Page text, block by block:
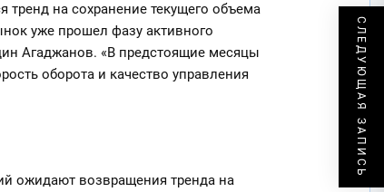
на сохранение текущего объема
уже прошел фазу активного
Агаджанов. «В предстоящие месяцы
оборота и качество управления
ожидают возвращения тренда на
СЛЕДУЮЩАЯ ЗАПИСЬ